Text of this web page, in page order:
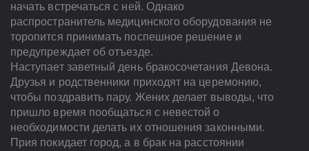
начать встречаться с ней. Однако
распространитель медицинского оборудования не
торопится принимать поспешное решение и
предупреждает об отъезде.
Наступает заветный день бракосочетания Девона.
Друзья и родственники приходят на церемонию,
чтобы поздравить пару. Жених делает выводы, что
пришло время пообщаться с невестой о
необходимости делать их отношения законными.
Прия покидает город, а в брак на расстоянии